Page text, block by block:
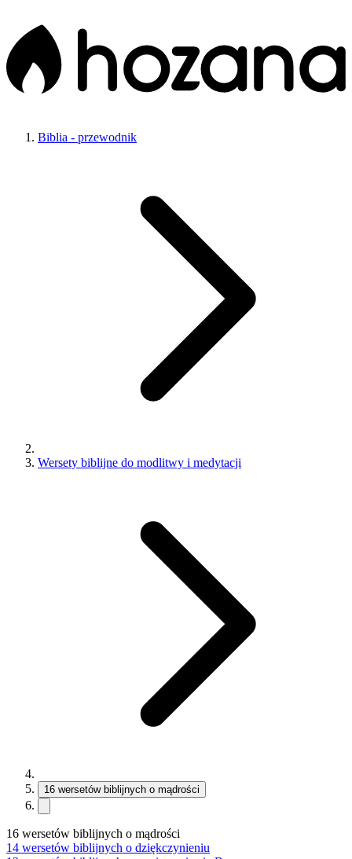
Biblia - przewodnik
Wersety biblijne do modlitwy i medytacji
16 wersetów biblijnych o mądrości
16 wersetów biblijnych o mądrości
14 wersetów biblijnych o dziękczynieniu